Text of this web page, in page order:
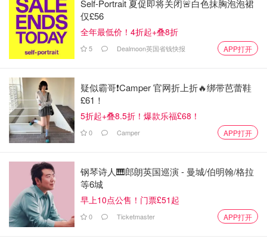
Self-Portrait 夏促即将关闭🚨白色抹胸泡泡裙
仅£56
全年最低价！4折起+叠8折
5 Dealmoon英国省钱快报 APP打开
疑似霸哥❗️Camper 官网折上折🔥绑带芭蕾鞋
£61！
5折起+叠8.5折！爆款乐福£68！
0 Camper APP打开
钢琴诗人🎹郎朗英国巡演 - 曼城/伯明翰/格拉
等6城
早上10点公售！门票£51起
0 Ticketmaster APP打开